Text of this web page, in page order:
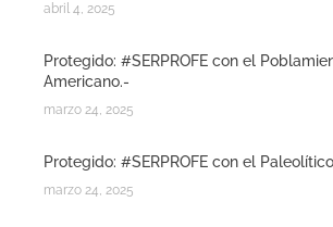
abril 4, 2025
Protegido: #SERPROFE con el
Americano.-
marzo 24, 2025
Protegido: #SERPROFE con el
marzo 24, 2025